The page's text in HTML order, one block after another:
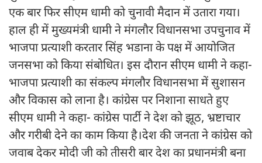
एक बार फिर सीएम धामी को चुनावी मैदान में उतारा गया।
हाल ही में मुख्यमंत्री धामी ने मंगलौर विधानसभा उपचुनाव में
भाजपा प्रत्याशी करतार सिंह भडाना के पक्ष में आयोजित
जनसभा को किया संबोधित। इस दौरान सीएम धामी ने कहा-
भाजपा प्रत्याशी का संकल्प मंगलौर विधानसभा में सुशासन
और विकास को लाना है। कांग्रेस पर निशाना साधते हुए
सीएम धामी ने कहा- कांग्रेस पार्टी ने देश को झूठ, भ्रष्टाचार
और गरीबी देने का काम किया है।देश की जनता ने कांग्रेस को
जवाब देकर मोदी जी को तीसरी बार देश का प्रधानमंत्री बना